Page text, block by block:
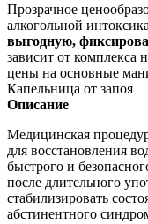
Прозрачное
алкогольной
выгодную,
зависит от
цены на основные
Капельница от запоя
Описание
Медицинская
для восстановления
быстрого и
после длительного
стабилизировать
абстинентного